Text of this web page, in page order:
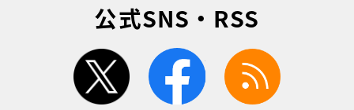
公式SNS・RSS
twitter facebook